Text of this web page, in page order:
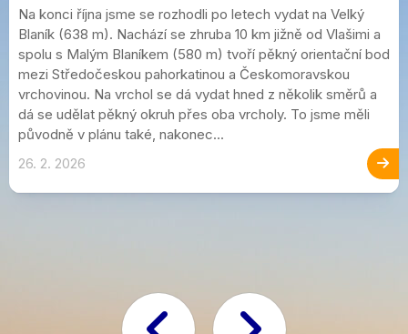
Na konci října jsme se rozhodli po letech vydat na Velký
Blaník (638 m). Nachází se zhruba 10 km jižně od Vlašimi a
spolu s Malým Blaníkem (580 m) tvoří pěkný orientační bod
mezi Středočeskou pahorkatinou a Českomoravskou
vrchovinou. Na vrchol se dá vydat hned z několik směrů a
dá se udělat pěkný okruh přes oba vrcholy. To jsme měli
původně v plánu také, nakonec...
26. 2. 2026